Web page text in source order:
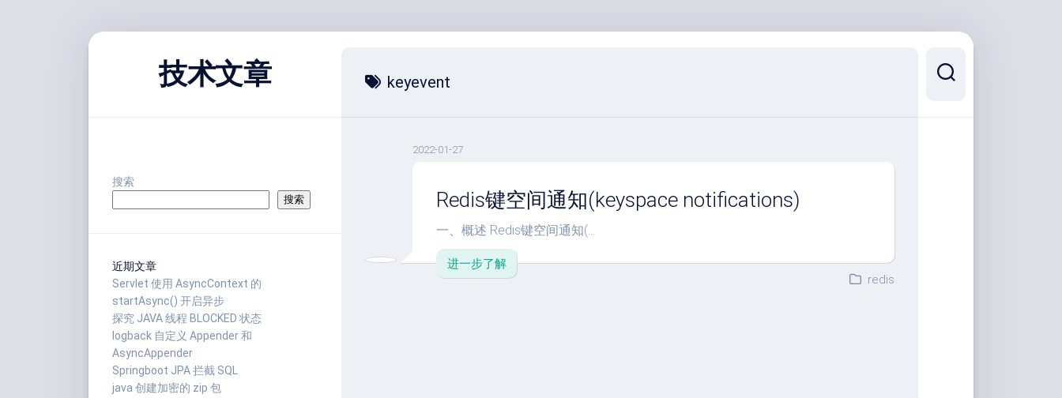
技术文章
搜索
搜索
近期文章
Servlet 使用 AsyncContext 的
startAsync() 开启异步
探究 JAVA 线程 BLOCKED 状态
logback 自定义 Appender 和
AsyncAppender
Springboot JPA 拦截 SQL
java 创建加密的 zip 包
keyevent
2022-01-27
Redis键空间通知(keyspace notifications)
一、概述 Redis键空间通知(...
进一步了解
redis